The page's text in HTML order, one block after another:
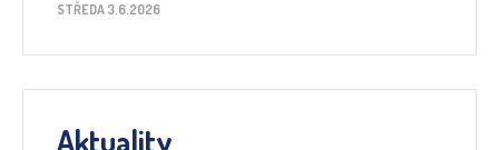
STŘEDA 3.6.2026
Aktuality